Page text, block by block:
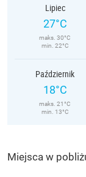
Lipiec
27°C
maks. 30°C
min. 22°C
Październik
18°C
maks. 21°C
min. 13°C
Miejsca w